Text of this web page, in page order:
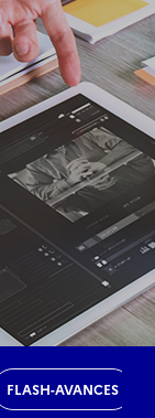
FLASH-AVANCES